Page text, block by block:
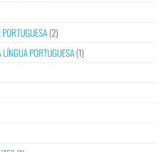
(2)
PORTUGUESA(1)